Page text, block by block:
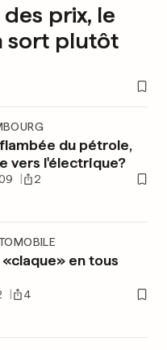
prix, le
sort plutôt
du pétrole,
vers l'électrique?
2
«claque» en tous
4